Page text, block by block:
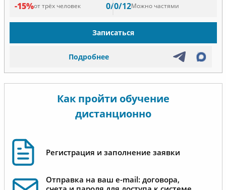
-15%от трёх человек 0/0/12Можно частями
Записаться
Подробнее
Как пройти обучение
дистанционно
Регистрация и заполнение заявки
Отправка на ваш e-mail: договора,